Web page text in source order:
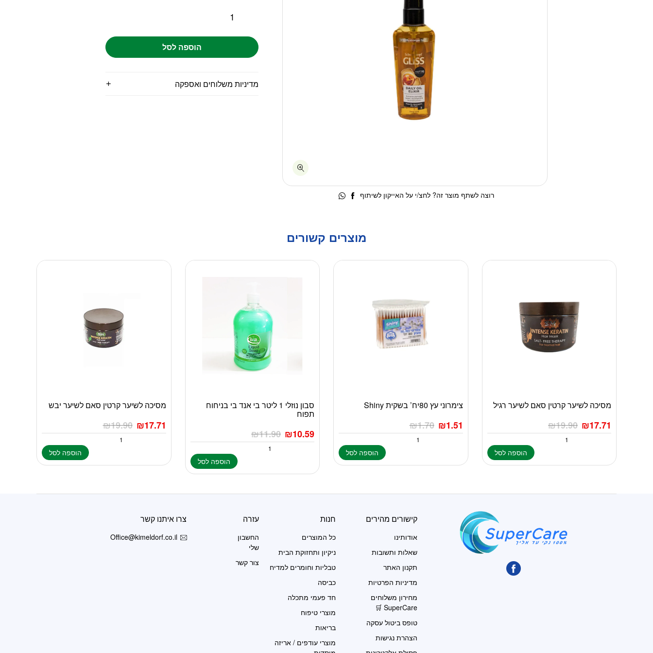
הוספה לסל
מדיניות משלוחים ואספקה
רוצה לשתף מוצר זה? לחצ/י על האייקון לשיתוף
מוצרים קשורים
מסיכה לשיער קרטין סאם לשיער רגיל
₪19.90 ₪17.71
הוספה לסל
צימרוני עץ 80יח’ בשקית Shiny
₪1.70 ₪1.51
הוספה לסל
סבון נוזלי 1 ליטר בי אנד בי בניחוח
תפוח
₪11.90 ₪10.59
הוספה לסל
מסיכה לשיער קרטין סאם לשיער יבש
₪19.90 ₪17.71
הוספה לסל
קישורים מהירים
אודותינו
שאלות ותשובות
תקנון האתר
מדיניות הפרטיות
מחירון משלוחים
SuperCare 🛒
טופס ביטול עסקה
הצהרת נגישות
חנות
כל המוצרים
ניקיון ותחזוקת הבית
טבליות וחומרים למדיח
כביסה
חד פעמי מתכלה
מוצרי טיפוח
בריאות
מוצרי עודפים / אריזה
עזרה
החשבון
שלי
צור קשר
צרו איתנו קשר
Office@kimeldorf.co.il